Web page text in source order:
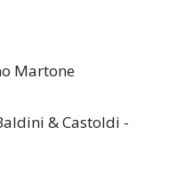
Martone
& Castoldi -